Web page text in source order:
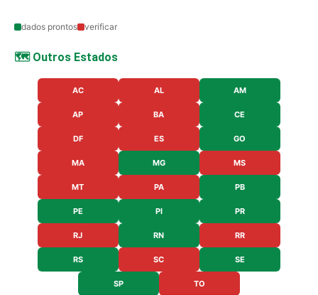
dados prontos verificar
🗺️ Outros Estados
AC AL AM
AP BA CE
DF ES GO
MA MG MS
MT PA PB
PE PI PR
RJ RN RR
RS SC SE
SP TO